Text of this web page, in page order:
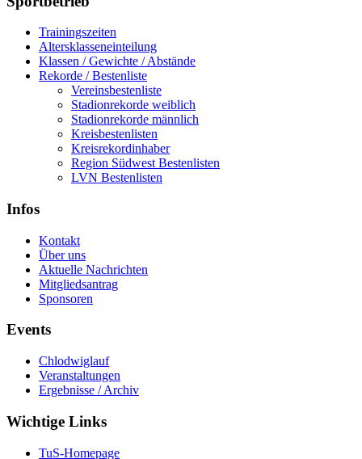
Trainingszeiten
Altersklasseneinteilung
Klassen / Gewichte / Abstände
Rekorde / Bestenliste
Vereinsbestenliste
Stadionrekorde weiblich
Stadionrekorde männlich
Kreisbestenlisten
Kreisrekordinhaber
Region Südwest Bestenlisten
LVN Bestenlisten
Infos
Kontakt
Über uns
Aktuelle Nachrichten
Mitgliedsantrag
Sponsoren
Events
Chlodwiglauf
Veranstaltungen
Ergebnisse / Archiv
Wichtige Links
TuS-Homepage